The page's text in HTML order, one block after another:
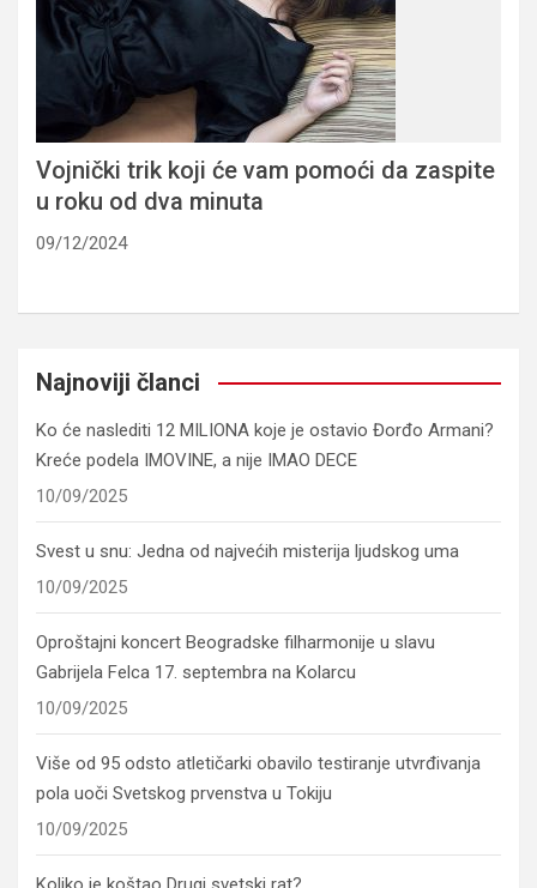
Vojnički trik koji će vam pomoći da zaspite
u roku od dva minuta
09/12/2024
Najnoviji članci
Ko će naslediti 12 MILIONA koje je ostavio Đorđo Armani?
Kreće podela IMOVINE, a nije IMAO DECE
10/09/2025
Svest u snu: Jedna od najvećih misterija ljudskog uma
10/09/2025
Oproštajni koncert Beogradske filharmonije u slavu
Gabrijela Felca 17. septembra na Kolarcu
10/09/2025
Više od 95 odsto atletičarki obavilo testiranje utvrđivanja
pola uoči Svetskog prvenstva u Tokiju
10/09/2025